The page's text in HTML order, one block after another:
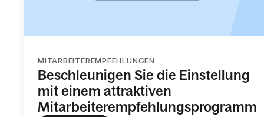
MITARBEITEREMPFEHLUNGEN
Beschleunigen Sie die Einstellung
mit einem attraktiven
Mitarbeiterempfehlungsprogramm